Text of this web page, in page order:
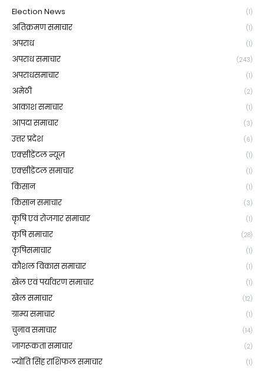
Election News (1)
अतिक्रमण समाचार (1)
अपराध (1)
अपराध समाचार (243)
अपराधसमाचार (1)
अमेठी (2)
आकाश समाचार (1)
आपदा समाचार (3)
उत्तर प्रदेश (6)
एक्सीडेंटल न्यूज़ (1)
एक्सीडेंटल समाचार (1)
किसान (1)
किसान समाचार (3)
कृषि एवं रोजगार समाचार (1)
कृषि समाचार (28)
कृषिसमाचार (1)
कौशल विकास समाचार (1)
खेल एवं पर्यावरण समाचार (1)
खेल समाचार (12)
ग्राम्य समाचार (1)
चुनाव समाचार (14)
जागरूकता समाचार (2)
ज्योति सिंह राशिफल समाचार (1)